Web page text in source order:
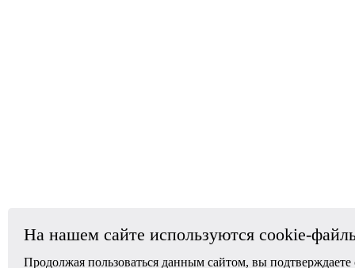
На нашем сайте используются cookie-
Продолжая пользоваться данным сайтом, вы подтверждаете